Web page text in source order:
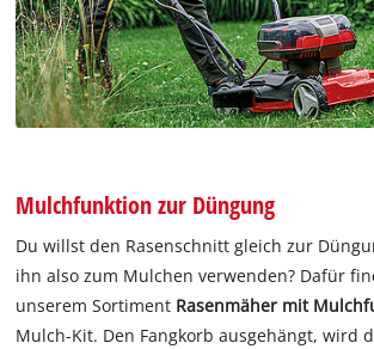
Mulchfunktion zur Düngung
Du willst den Rasenschnitt gleich zur
ihn also zum Mulchen verwenden? Dafür
unserem Sortiment Rasenmäher mit
Mulch-Kit. Den Fangkorb ausgehängt, wird